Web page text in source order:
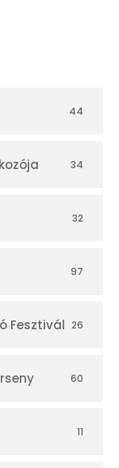
44
34
32
97
Fesztivál 26
60
11